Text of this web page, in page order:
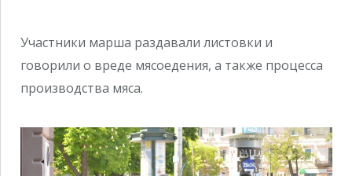
Участники марша раздавали листовки и
говорили о вреде мясоедения, а также процесса
производства мяса.